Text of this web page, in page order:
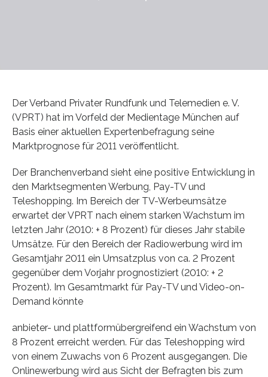
Der Verband Privater Rundfunk und Telemedien e. V.
(VPRT) hat im Vorfeld der Medientage München auf
Basis einer aktuellen Expertenbefragung seine
Marktprognose für 2011 veröffentlicht.
Der Branchenverband sieht eine positive Entwicklung in
den Marktsegmenten Werbung, Pay-TV und
Teleshopping. Im Bereich der TV-Werbeumsätze
erwartet der VPRT nach einem starken Wachstum im
letzten Jahr (2010: + 8 Prozent) für dieses Jahr stabile
Umsätze. Für den Bereich der Radiowerbung wird im
Gesamtjahr 2011 ein Umsatzplus von ca. 2 Prozent
gegenüber dem Vorjahr prognostiziert (2010: + 2
Prozent). Im Gesamtmarkt für Pay-TV und Video-on-
Demand könnte
anbieter- und plattformübergreifend ein Wachstum von
8 Prozent erreicht werden. Für das Teleshopping wird
von einem Zuwachs von 6 Prozent ausgegangen. Die
Onlinewerbung wird aus Sicht der Befragten bis zum